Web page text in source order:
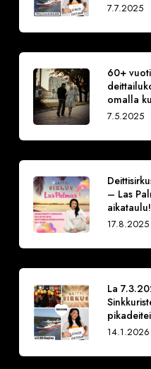
7.7.2025
60+
omalla
7.5.2025
– Las
aikataulu!
17.8.2025
La
14.1.2026